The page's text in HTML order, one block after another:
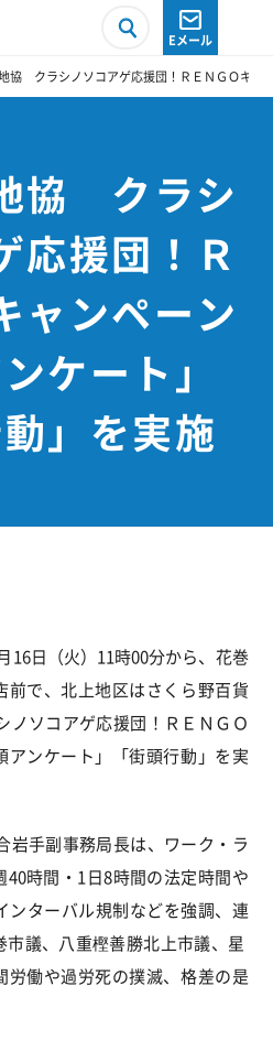
Eメール
協 クラシノソコアゲ応援団！ＲＥＮＧＯキャ
協 クラシ
応援団！Ｒ
ャンペーン
ケート」
動」を実施
16日（火）11時00分から、花巻
前で、北上地区はさくら野百貨
ノソコアゲ応援団！ＲＥＮＧＯ
アンケート」「街頭行動」を実
手副事務局長は、ワーク・ラ
時間・1日8時間の法定時間や
ンターバル規制などを強調、連
議、八重樫善勝北上市議、星
労働や過労死の撲滅、格差の是